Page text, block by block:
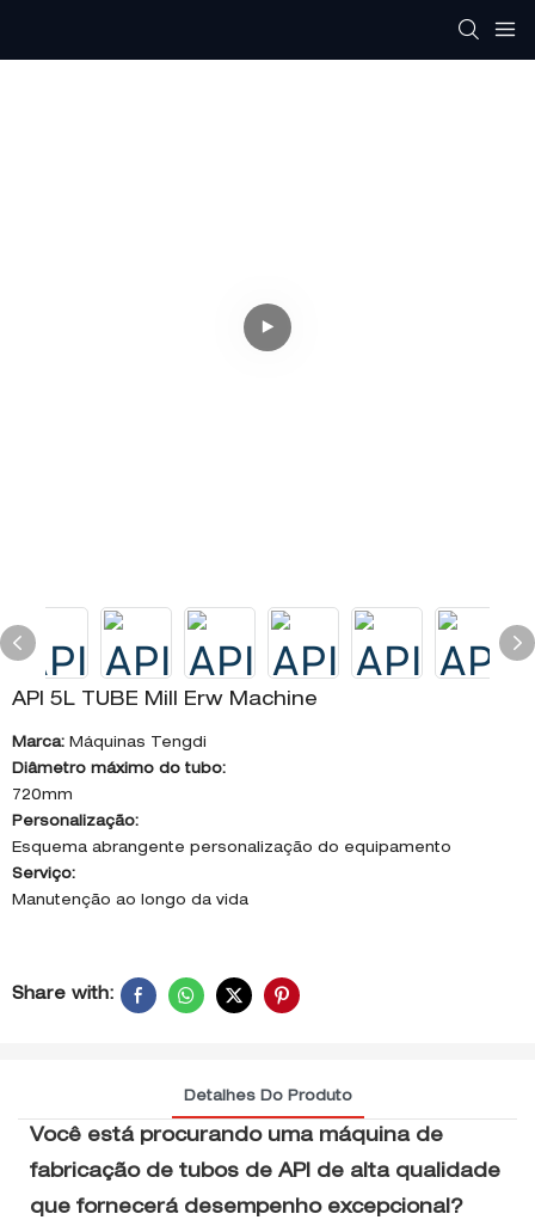
API 5L TUBE Mill Erw Machine
Marca: Máquinas Tengdi
Diâmetro máximo do tubo:
720mm
Personalização:
Esquema abrangente personalização do equipamento
Serviço:
Manutenção ao longo da vida
Share with:
Detalhes Do Produto
Você está procurando uma máquina de
fabricação de tubos de API de alta qualidade
que fornecerá desempenho excepcional?